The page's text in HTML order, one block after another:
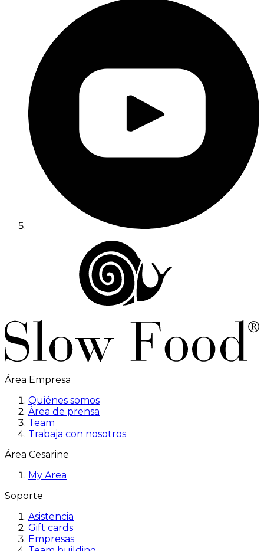
Área Empresa
Quiénes somos
Área de prensa
Team
Trabaja con nosotros
Área Cesarine
My Area
Soporte
Asistencia
Gift cards
Empresas